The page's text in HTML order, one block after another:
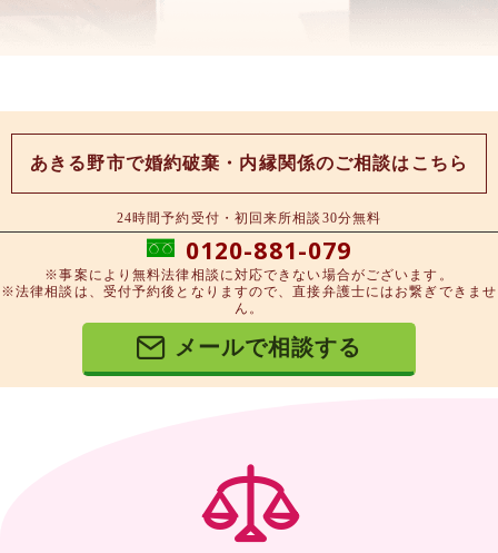
あきる野市で婚約破棄・内縁関係のご相談はこちら
24時間予約受付・初回来所相談30分無料
0120-881-079
※事案により無料法律相談に対応できない場合がございます。
※法律相談は、受付予約後となりますので、直接弁護士にはお繋ぎできませ
ん。
メールで相談する